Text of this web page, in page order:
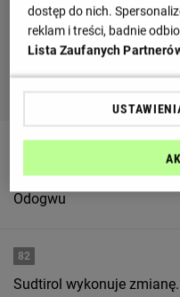
Salvatore Molina
Odogwu
82
Sudtirol wykonuje
dostęp do nich.
reklam i treści,
Lista Zaufanych